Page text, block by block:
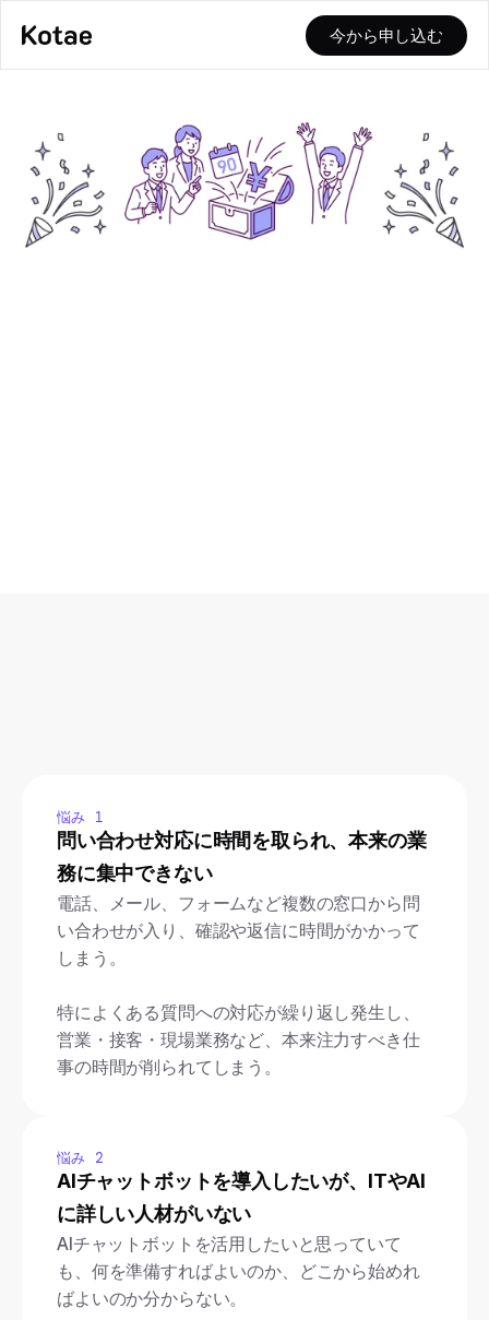
今から申し込む
悩み 1
問い合わせ対応に時間を取られ、本来の業
務に集中できない
電話、メール、フォームなど複数の窓口から問
い合わせが入り、確認や返信に時間がかかって
しまう。
特によくある質問への対応が繰り返し発生し、
営業・接客・現場業務など、本来注力すべき仕
事の時間が削られてしまう。
悩み 2
AIチャットボットを導入したいが、ITやAI
に詳しい人材がいない
AIチャットボットを活用したいと思っていて
も、何を準備すればよいのか、どこから始めれ
ばよいのか分からない。